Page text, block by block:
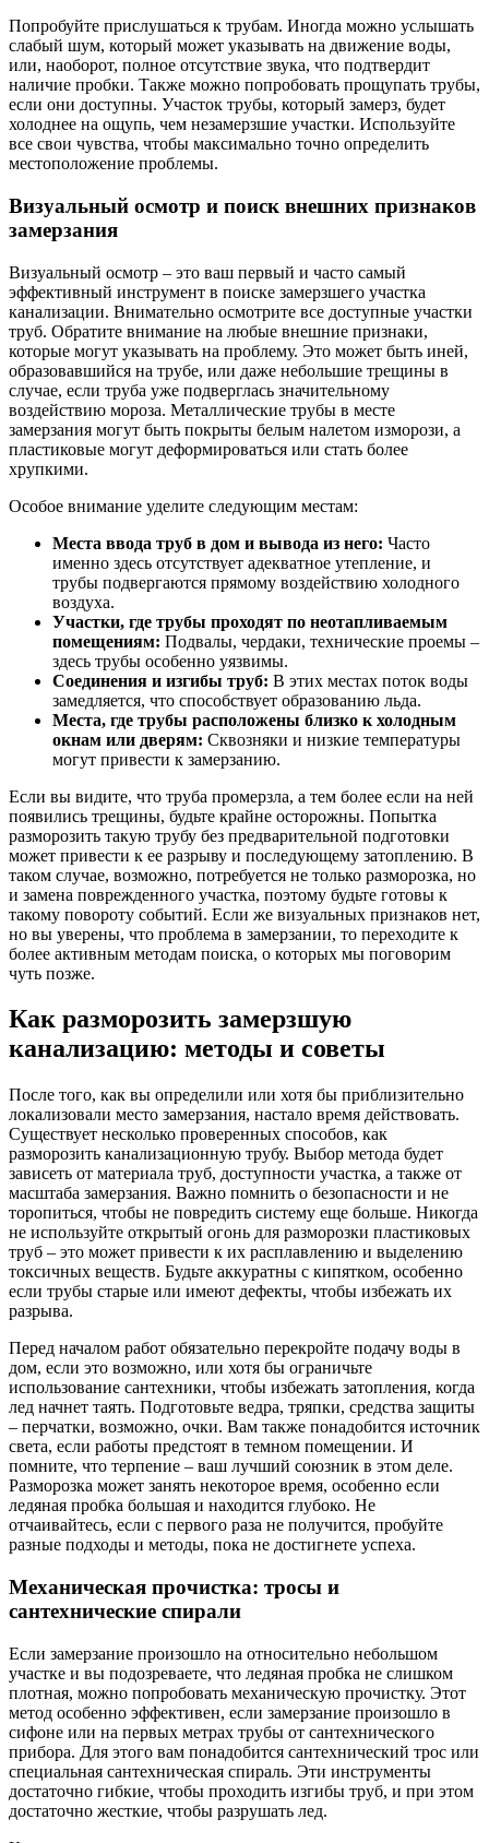
Попробуйте прислушаться к трубам. Иногда можно услышать
слабый шум, который может указывать на движение воды,
или, наоборот, полное отсутствие звука, что подтвердит
наличие пробки. Также можно попробовать прощупать трубы,
если они доступны. Участок трубы, который замерз, будет
холоднее на ощупь, чем незамерзшие участки. Используйте
все свои чувства, чтобы максимально точно определить
местоположение проблемы.
Визуальный осмотр и поиск внешних признаков
замерзания
Визуальный осмотр – это ваш первый и часто самый
эффективный инструмент в поиске замерзшего участка
канализации. Внимательно осмотрите все доступные участки
труб. Обратите внимание на любые внешние признаки,
которые могут указывать на проблему. Это может быть иней,
образовавшийся на трубе, или даже небольшие трещины в
случае, если труба уже подверглась значительному
воздействию мороза. Металлические трубы в месте
замерзания могут быть покрыты белым налетом изморози, а
пластиковые могут деформироваться или стать более
хрупкими.
Особое внимание уделите следующим местам:
Места ввода труб в дом и вывода из него: Часто
именно здесь отсутствует адекватное утепление, и
трубы подвергаются прямому воздействию холодного
воздуха.
Участки, где трубы проходят по неотапливаемым
помещениям: Подвалы, чердаки, технические проемы –
здесь трубы особенно уязвимы.
Соединения и изгибы труб: В этих местах поток воды
замедляется, что способствует образованию льда.
Места, где трубы расположены близко к холодным
окнам или дверям: Сквозняки и низкие температуры
могут привести к замерзанию.
Если вы видите, что труба промерзла, а тем более если на ней
появились трещины, будьте крайне осторожны. Попытка
разморозить такую трубу без предварительной подготовки
может привести к ее разрыву и последующему затоплению. В
таком случае, возможно, потребуется не только разморозка, но
и замена поврежденного участка, поэтому будьте готовы к
такому повороту событий. Если же визуальных признаков нет,
но вы уверены, что проблема в замерзании, то переходите к
более активным методам поиска, о которых мы поговорим
чуть позже.
Как разморозить замерзшую
канализацию: методы и советы
После того, как вы определили или хотя бы приблизительно
локализовали место замерзания, настало время действовать.
Существует несколько проверенных способов, как
разморозить канализационную трубу. Выбор метода будет
зависеть от материала труб, доступности участка, а также от
масштаба замерзания. Важно помнить о безопасности и не
торопиться, чтобы не повредить систему еще больше. Никогда
не используйте открытый огонь для разморозки пластиковых
труб – это может привести к их расплавлению и выделению
токсичных веществ. Будьте аккуратны с кипятком, особенно
если трубы старые или имеют дефекты, чтобы избежать их
разрыва.
Перед началом работ обязательно перекройте подачу воды в
дом, если это возможно, или хотя бы ограничьте
использование сантехники, чтобы избежать затопления, когда
лед начнет таять. Подготовьте ведра, тряпки, средства защиты
– перчатки, возможно, очки. Вам также понадобится источник
света, если работы предстоят в темном помещении. И
помните, что терпение – ваш лучший союзник в этом деле.
Разморозка может занять некоторое время, особенно если
ледяная пробка большая и находится глубоко. Не
отчаивайтесь, если с первого раза не получится, пробуйте
разные подходы и методы, пока не достигнете успеха.
Механическая прочистка: тросы и
сантехнические спирали
Если замерзание произошло на относительно небольшом
участке и вы подозреваете, что ледяная пробка не слишком
плотная, можно попробовать механическую прочистку. Этот
метод особенно эффективен, если замерзание произошло в
сифоне или на первых метрах трубы от сантехнического
прибора. Для этого вам понадобится сантехнический трос или
специальная сантехническая спираль. Эти инструменты
достаточно гибкие, чтобы проходить изгибы труб, и при этом
достаточно жесткие, чтобы разрушать лед.